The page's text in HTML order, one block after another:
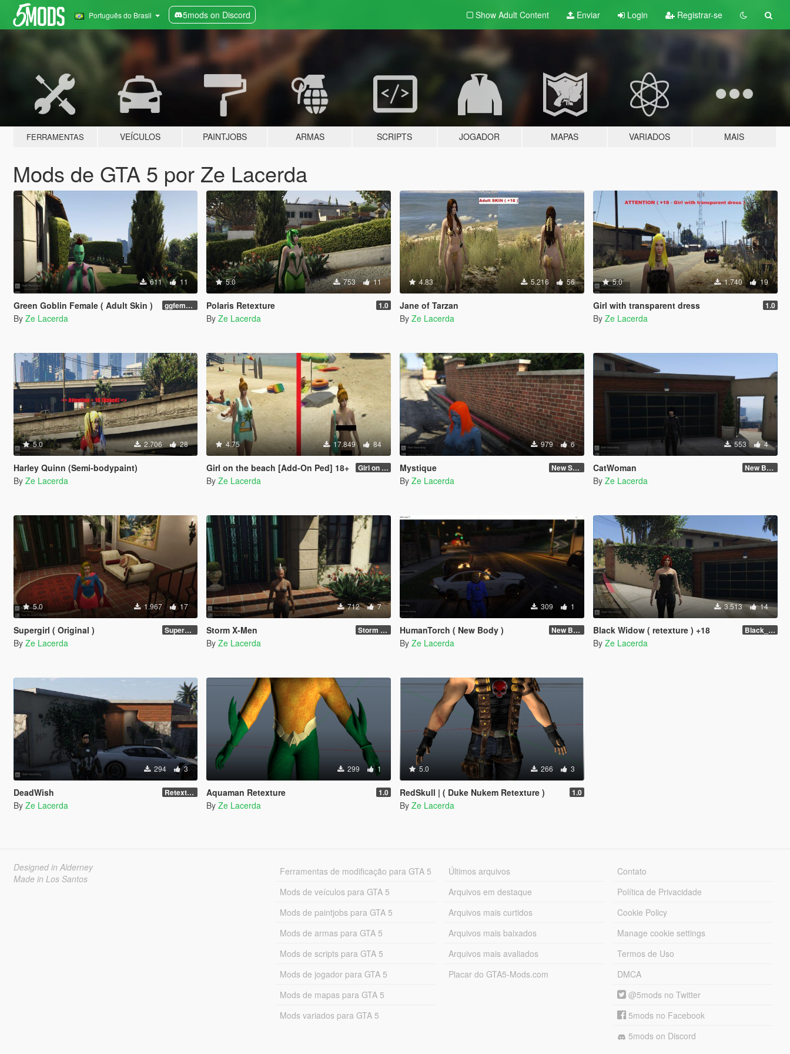
Português do Brasil 5mods on Discord Show Adult Content Enviar Login Registrar-se
FERRAMENTAS VEÍCULOS PAINTJOBS ARMAS SCRIPTS JOGADOR MAPAS VARIADOS MAIS
Mods de GTA 5 por Ze Lacerda
611 11
Green Goblin Female ( Adult Skin ) ggfemale01
By Ze Lacerda
5.0 753 11
Polaris Retexture 1.0
By Ze Lacerda
4.83 5.216 56
Jane of Tarzan
By Ze Lacerda
5.0 1.740 19
Girl with transparent dress 1.0
By Ze Lacerda
5.0 2.706 28
Harley Quinn (Semi-bodypaint)
By Ze Lacerda
4.75 17.849 84
Girl on the beach [Add-On Ped] 18+ Girl on beach 2
By Ze Lacerda
979 6
Mystique New Skin
By Ze Lacerda
553 4
CatWoman New Body and Skin
By Ze Lacerda
5.0 1.967 17
Supergirl ( Original ) Supergirl Original suit
By Ze Lacerda
712 7
Storm X-Men Storm new body
By Ze Lacerda
309 1
HumanTorch ( New Body ) New Body
By Ze Lacerda
3.513 14
Black Widow ( retexture ) +18 Black_Widow ( Retexture ) Attention +18
By Ze Lacerda
294 3
DeadWish Retexture
By Ze Lacerda
299 1
Aquaman Retexture 1.0
By Ze Lacerda
5.0 266 3
RedSkull | ( Duke Nukem Retexture ) 1.0
By Ze Lacerda
Designed in Alderney
Made in Los Santos
Ferramentas de modificação para GTA 5
Mods de veículos para GTA 5
Mods de paintjobs para GTA 5
Mods de armas para GTA 5
Mods de scripts para GTA 5
Mods de jogador para GTA 5
Mods de mapas para GTA 5
Mods variados para GTA 5
Últimos arquivos
Arquivos em destaque
Arquivos mais curtidos
Arquivos mais baixados
Arquivos mais avaliados
Placar do GTA5-Mods.com
Contato
Política de Privacidade
Cookie Policy
Manage cookie settings
Termos de Uso
DMCA
@5mods no Twitter
5mods no Facebook
5mods on Discord